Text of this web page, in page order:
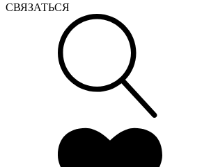
СВЯЗАТЬСЯ